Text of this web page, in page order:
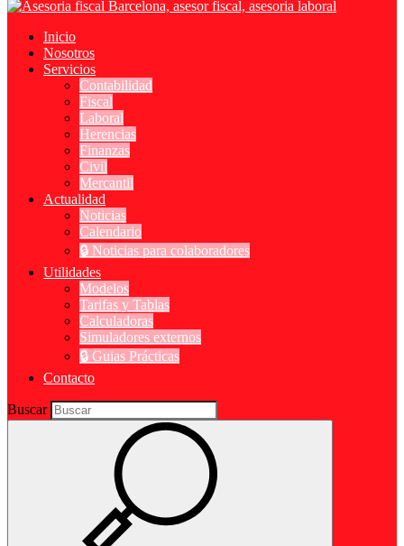
Inicio
Nosotros
Servicios
Contabilidad
Fiscal
Laboral
Herencias
Finanzas
Civil
Mercantil
Actualidad
Noticias
Calendario
🔒 Noticias para colaboradores
Utilidades
Modelos
Tarifas y Tablas
Calculadoras
Simuladores externos
🔒 Guias Prácticas
Contacto
Buscar